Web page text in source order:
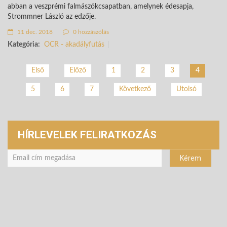
abban a veszprémi falmászókcsapatban, amelynek édesapja,
Strommner László az edzője.
11 dec. 2018 0 hozzászólás
Kategória: OCR - akadályfutás
Első Előző 1 2 3 4
5 6 7 Következő Utolsó
HÍRLEVELEK FELIRATKOZÁS